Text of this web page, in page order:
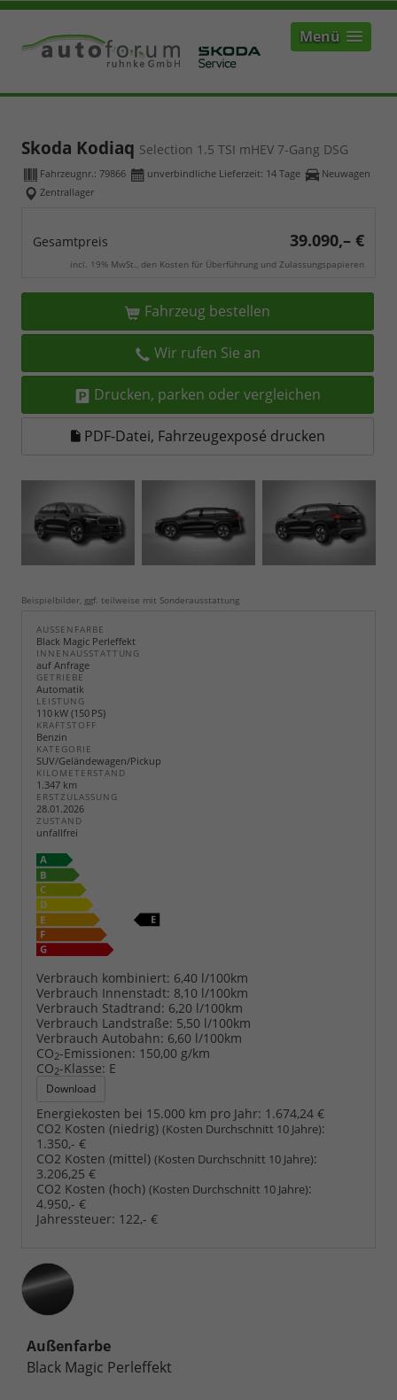
Menü
Skoda Kodiaq Selection 1.5 TSI mHEV 7-Gang DSG
Fahrzeugnr.: 79866 unverbindliche Lieferzeit: 14 Tage
Neuwagen
Zentrallager
Gesamtpreis 39.090,– €
incl. 19% MwSt., den Kosten für Überführung und Zulassungspapieren
Fahrzeug bestellen
Wir rufen Sie an
Drucken, parken oder vergleichen
PDF-Datei, Fahrzeugexposé drucken
Beispielbilder, ggf. teilweise mit Sonderausstattung
AUSSENFARBE
Black Magic Perleffekt
INNENAUSSTATTUNG
auf Anfrage
GETRIEBE
Automatik
LEISTUNG
110 kW (150 PS)
KRAFTSTOFF
Benzin
KATEGORIE
SUV/Geländewagen/Pickup
KILOMETERSTAND
1.347 km
ERSTZULASSUNG
28.01.2026
ZUSTAND
unfallfrei
Verbrauch kombiniert: 6,40 l/100km
Verbrauch Innenstadt: 8,10 l/100km
Verbrauch Stadtrand: 6,20 l/100km
Verbrauch Landstraße: 5,50 l/100km
Verbrauch Autobahn: 6,60 l/100km
CO2-Emissionen: 150,00 g/km
CO2-Klasse: E
Download
Energiekosten bei 15.000 km pro Jahr: 1.674,24 €
CO2 Kosten (niedrig) (Kosten Durchschnitt 10 Jahre):
1.350,- €
CO2 Kosten (mittel) (Kosten Durchschnitt 10 Jahre):
3.206,25 €
CO2 Kosten (hoch) (Kosten Durchschnitt 10 Jahre):
4.950,- €
Jahressteuer: 122,- €
Außenfarbe
Black Magic Perleffekt